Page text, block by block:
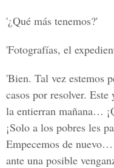
'¿Qué más tenemos?'
'Fotografías, el
'Bien. Tal vez estemos
casos por resolver.
la entierran mañana…
¡Solo a los pobres les
Empecemos de
ante una posible